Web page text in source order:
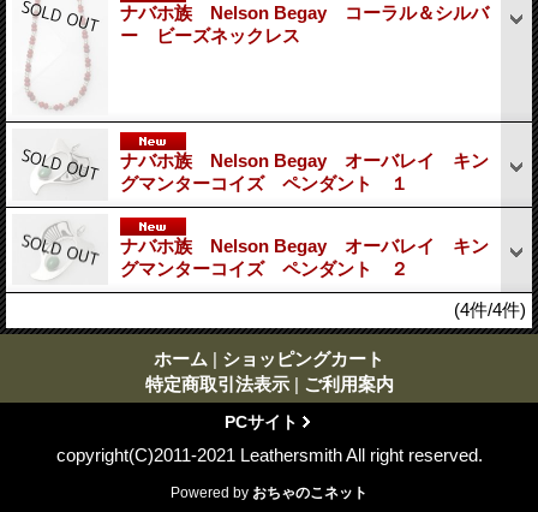
ナバホ族 Nelson Begay コーラル＆シルバ
ー ビーズネックレス
ナバホ族 Nelson Begay オーバレイ キン
グマンターコイズ ペンダント １
ナバホ族 Nelson Begay オーバレイ キン
グマンターコイズ ペンダント ２
(4件/4件)
ホーム | ショッピングカート
特定商取引法表示 | ご利用案内
PCサイト
copyright(C)2011-2021 Leathersmith All right reserved.
Powered by おちゃのこネット